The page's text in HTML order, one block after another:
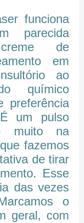
funciona
parecida
de
em
ao
químico
preferência
um pulso
muito na
fazemos
de tirar
Esse
das vezes
o
geral, com